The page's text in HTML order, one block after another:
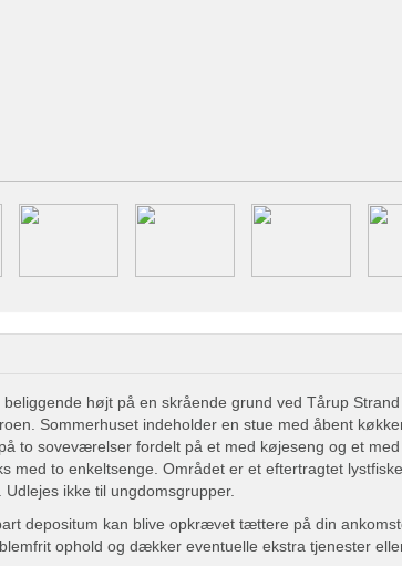
beliggende højt på en skrående grund ved Tårup
Sommerhuset indeholder en stue med åbent
to soveværelser fordelt på et med køjeseng og et
med to enkeltsenge. Området er et eftertragtet
ikke til ungdomsgrupper.
depositum kan blive opkrævet tættere på din
ophold og dækker eventuelle ekstra tjenester